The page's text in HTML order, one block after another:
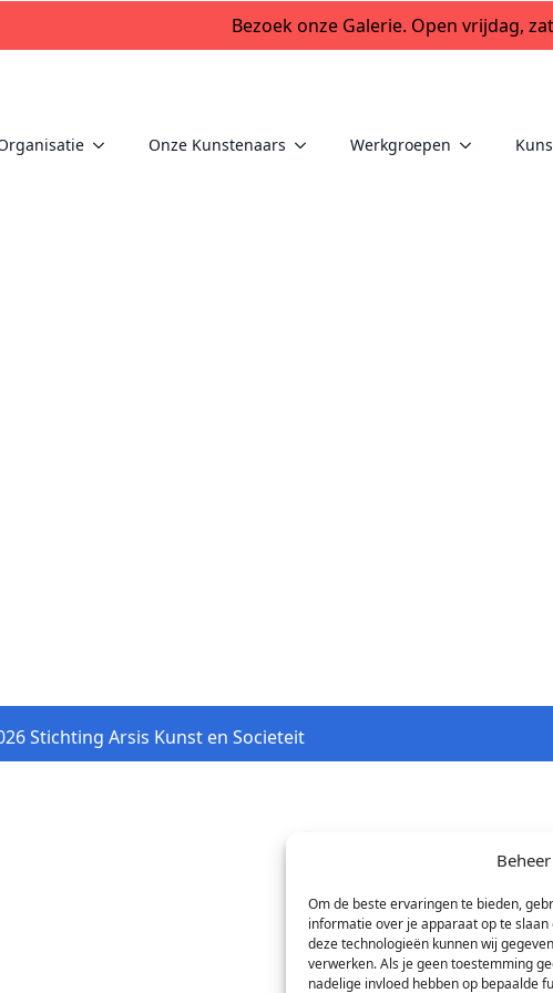
Om de beste ervaringen te bieden,
informatie over je apparaat op te
deze technologieën kunnen wij
verwerken. Als je geen toestemming
nadelige invloed hebben op bepaalde
Bezoek onze Galerie. Open vrijdag,
Onze Kunstenaars Werkgroepen
Stichting Arsis Kunst en Societeit